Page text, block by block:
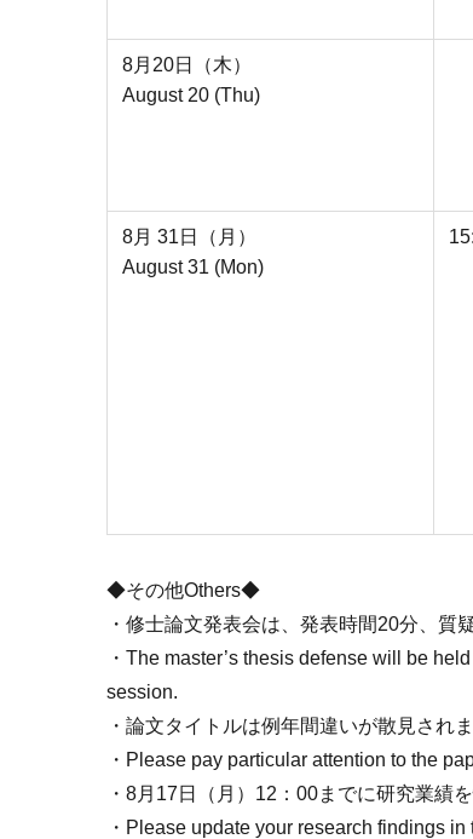
8月20日（木）
August 20 (Thu)
8月 31日（月）
August 31 (Mon)
◆その他Others◆
・修士論文発表会は、発表時間20分、質
・The master’s thesis defense will be
session.
・論文タイトルは例年間違いが散見され
・Please pay particular attention to the
・8月17日（月）12：00までに研究業績
・Please update your research findings